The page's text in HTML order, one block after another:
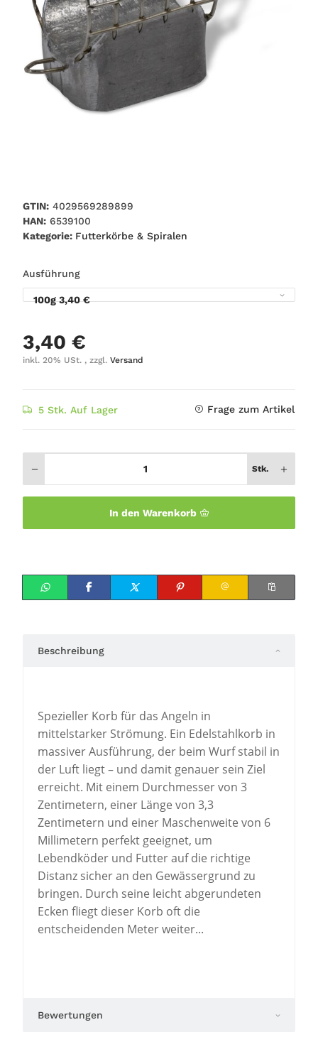
GTIN: 4029569289899
HAN: 6539100
Kategorie: Futterkörbe & Spiralen
Ausführung
100g 3,40 €
3,40 €
inkl. 20% USt. , zzgl. Versand
5 Stk. Auf Lager Frage zum Artikel
Stk.
In den Warenkorb
Beschreibung
Spezieller Korb für das Angeln in
mittelstarker Strömung. Ein Edelstahlkorb in
massiver Ausführung, der beim Wurf stabil in
der Luft liegt – und damit genauer sein Ziel
erreicht. Mit einem Durchmesser von 3
Zentimetern, einer Länge von 3,3
Zentimetern und einer Maschenweite von 6
Millimetern perfekt geeignet, um
Lebendköder und Futter auf die richtige
Distanz sicher an den Gewässergrund zu
bringen. Durch seine leicht abgerundeten
Ecken fliegt dieser Korb oft die
entscheidenden Meter weiter...
Bewertungen